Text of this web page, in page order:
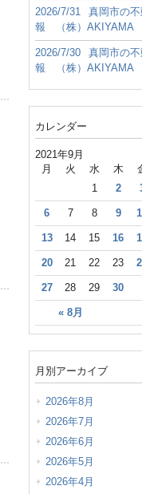
2026/7/31
真岡市の
報 （株）AKIYAMA
2026/7/30
真岡市の
報 （株）AKIYAMA
カレンダー
2021年9月
月 火 水 木
« 8月
1 2
6 7 8 9
13 14 15 16
20 21 22 23
27 28 29 30
月別アーカイブ
2026年8月
2026年7月
2026年6月
2026年5月
2026年4月